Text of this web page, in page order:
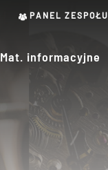
PANEL ZESPOŁU
Mat. informacyjne